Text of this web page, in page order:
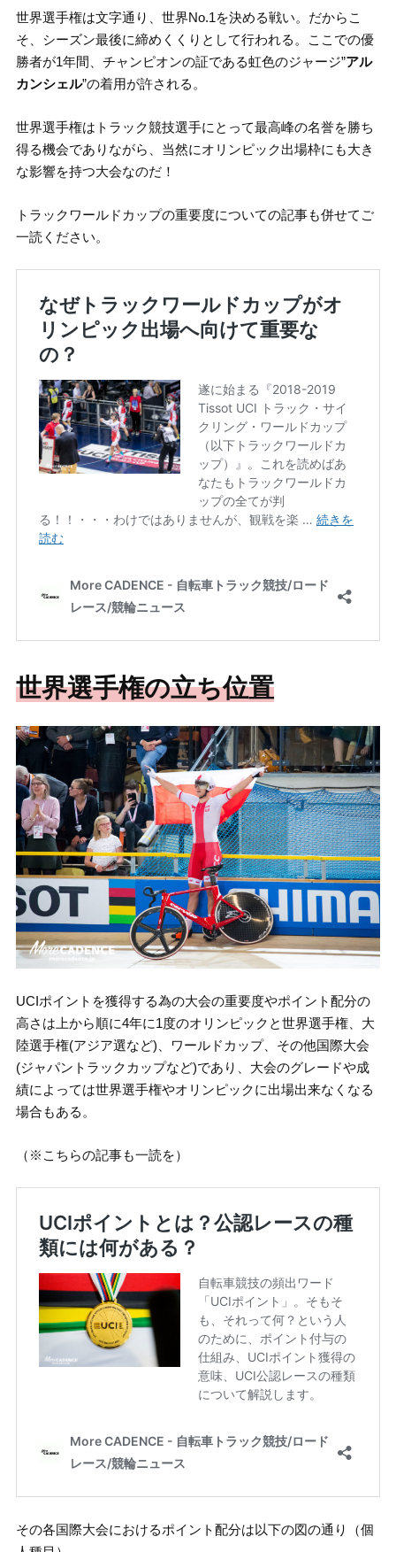
世界選手権は文字通り、世界No.1を決める戦い。だからこ
そ、シーズン最後に締めくくりとして行われる。ここでの優
勝者が1年間、チャンピオンの証である虹色のジャージ”アル
カンシェル”の着用が許される。
世界選手権はトラック競技選手にとって最高峰の名誉を勝ち
得る機会でありながら、当然にオリンピック出場枠にも大き
な影響を持つ大会なのだ！
トラックワールドカップの重要度についての記事も併せてご
一読ください。
世界選手権の立ち位置
UCIポイントを獲得する為の大会の重要度やポイント配分の
高さは上から順に4年に1度のオリンピックと世界選手権、大
陸選手権(アジア選など)、ワールドカップ、その他国際大会
(ジャパントラックカップなど)であり、大会のグレードや成
績によっては世界選手権やオリンピックに出場出来なくなる
場合もある。
（※こちらの記事も一読を）
その各国際大会におけるポイント配分は以下の図の通り（個